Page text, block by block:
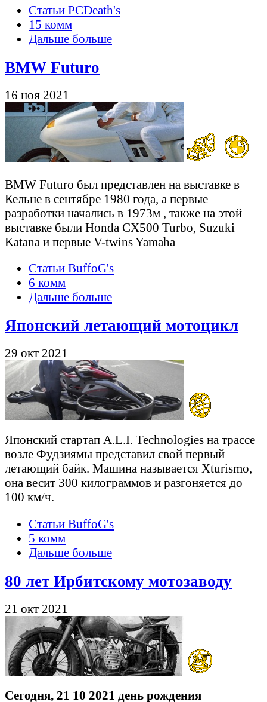
Статьи PCDeath's
15 комм
Дальше больше
BMW Futuro
16 ноя 2021
BMW Futuro был представлен на выставке в
Кельне в сентябре 1980 года, а первые
разработки начались в 1973м , также на этой
выставке были Honda CX500 Turbo, Suzuki
Katana и первые V-twins Yamaha
Статьи BuffoG's
6 комм
Дальше больше
Японский летающий мотоцикл
29 окт 2021
Японский стартап A.L.I. Technologies на трассе
возле Фудзиямы представил свой первый
летающий байк. Машина называется Xturismo,
она весит 300 килограммов и разгоняется до
100 км/ч.
Статьи BuffoG's
5 комм
Дальше больше
80 лет Ирбитскому мотозаводу
21 окт 2021
Сегодня, 21 10 2021 день рождения